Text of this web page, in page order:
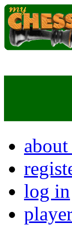
log in